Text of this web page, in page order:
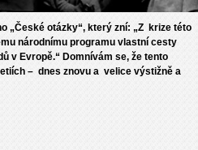
„České otázky“, který zní: „Z krize této
národnímu programu vlastní cesty
v Evropě.“ Domnívám se, že tento
– dnes znovu a velice výstižně a